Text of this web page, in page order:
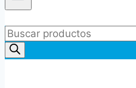
Products
search